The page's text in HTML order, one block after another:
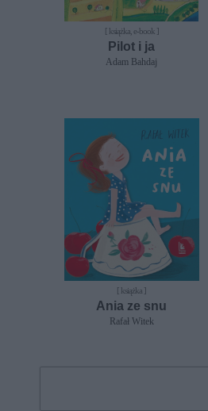
[ książka, e-book ]
Pilot i ja
Adam Bahdaj
[ książka ]
Ania ze snu
Rafał Witek